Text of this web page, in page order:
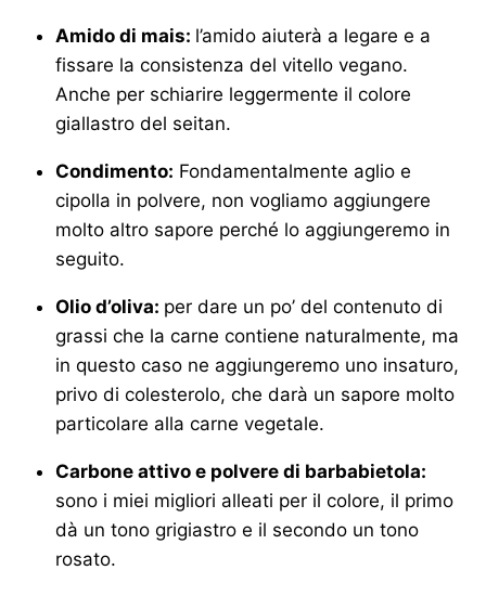
Amido di mais: l’amido aiuterà a legare e a
fissare la consistenza del vitello vegano.
Anche per schiarire leggermente il colore
giallastro del seitan.
Condimento: Fondamentalmente aglio e
cipolla in polvere, non vogliamo aggiungere
molto altro sapore perché lo aggiungeremo in
seguito.
Olio d’oliva: per dare un po’ del contenuto di
grassi che la carne contiene naturalmente, ma
in questo caso ne aggiungeremo uno insaturo,
privo di colesterolo, che darà un sapore molto
particolare alla carne vegetale.
Carbone attivo e polvere di barbabietola:
sono i miei migliori alleati per il colore, il primo
dà un tono grigiastro e il secondo un tono
rosato.